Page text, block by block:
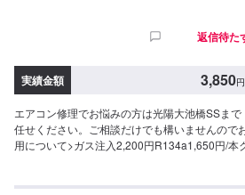
返信待た
実績金額 3,850円
エアコン修理でお悩みの方は光陽大池橋SSま
任せください。ご相談だけでも構いませんので
用について>ガス注入2,200円R134a1,650円/本